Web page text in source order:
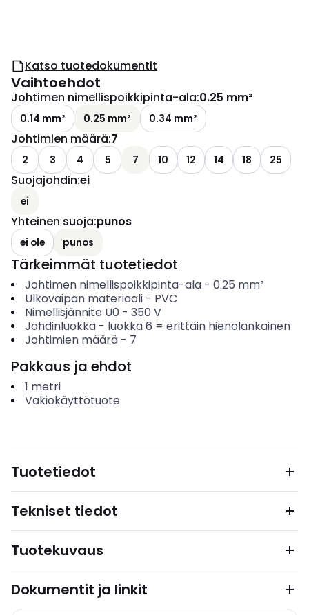
Katso tuotedokumentit
Vaihtoehdot
Johtimen nimellispoikkipinta-ala:0.25 mm²
0.14 mm² 0.25 mm² 0.34 mm²
Johtimien määrä:7
2 3 4 5 7 10 12 14 18 25
Suojajohdin:ei
ei
Yhteinen suoja:punos
ei ole punos
Tärkeimmät tuotetiedot
Johtimen nimellispoikkipinta-ala- 0.25 mm²
Ulkovaipan materiaali- PVC
Nimellisjännite U0 - 350 V
Johdinluokka- luokka 6 = erittäin hienolankainen
Johtimien määrä- 7
Pakkaus ja ehdot
1 metri
Vakiokäyttötuote
Tuotetiedot
Tekniset tiedot
Tuotekuvaus
Dokumentit ja linkit